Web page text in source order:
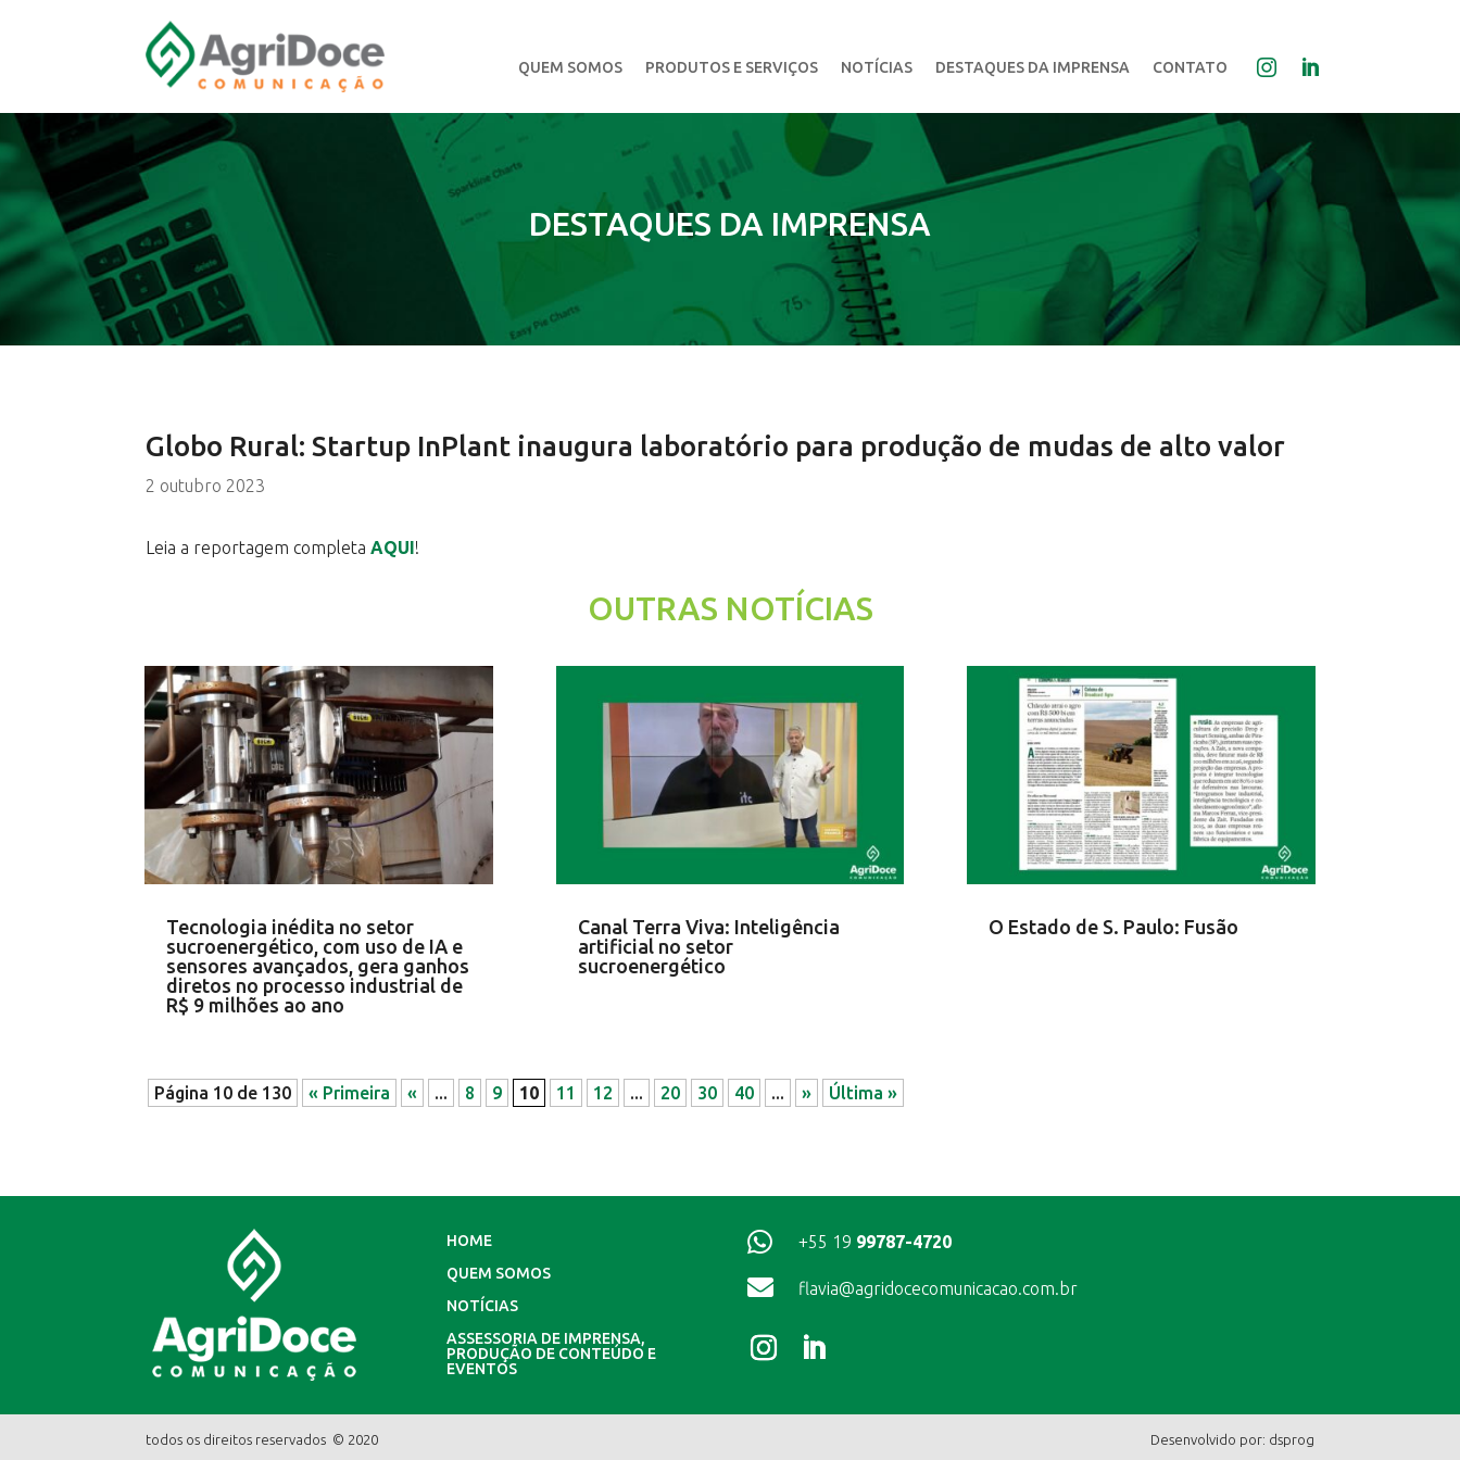
QUEM SOMOS PRODUTOS E SERVIÇOS NOTÍCIAS DESTAQUES DA IMPRENSA CONTATO
DESTAQUES DA IMPRENSA
Globo Rural: Startup InPlant inaugura laboratório para produção de mudas de alto valor
2 outubro 2023
Leia a reportagem completaAQUI!
OUTRAS NOTÍCIAS
Tecnologia inédita no setor
sucroenergético, com uso de IA e
sensores avançados, gera ganhos
diretos no processo industrial de
R$ 9 milhões ao ano
Canal Terra Viva: Inteligência
artificial no setor
sucroenergético
O Estado de S. Paulo: Fusão
Página 10 de 130 « Primeira « ... 8 9 10 11 12 ... 20 30 40 ... » Última »
HOME
QUEM SOMOS
NOTÍCIAS
ASSESSORIA DE IMPRENSA,
PRODUÇÃO DE CONTEÚDO E
EVENTOS
 +55 19 99787-4720
 flavia@agridocecomunicacao.com.br
todos os direitos reservados © 2020 Desenvolvido por: dsprog